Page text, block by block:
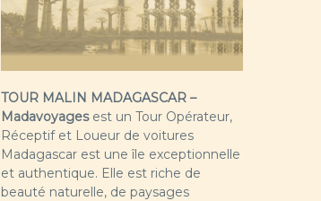
TOUR MALIN MADAGASCAR –
Madavoyagesest un Tour Opérateur,
Réceptif et Loueur de voitures
Madagascar est une île exceptionnelle
et authentique. Elle est riche de
beauté naturelle, de paysages